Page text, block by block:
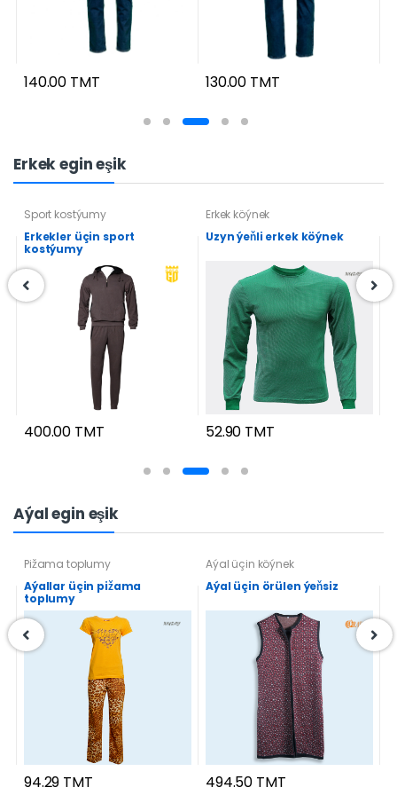
140.00 TMT 130.00 TMT
Erkek egin eşik
Sport kostýumy
Erkekler üçin sport
kostýumy
400.00 TMT
Erkek köýnek
Uzyn ýeňli erkek köýnek
52.90 TMT
Aýal egin eşik
Pižama toplumy
Aýallar üçin pižama
toplumy
94.29 TMT
Aýal üçin köýnek
Aýal üçin örülen ýeňsiz
494.50 TMT